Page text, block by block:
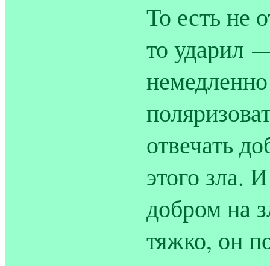
То есть не
то ударил
отвечать
этого зла.
добром на
тяжко, он